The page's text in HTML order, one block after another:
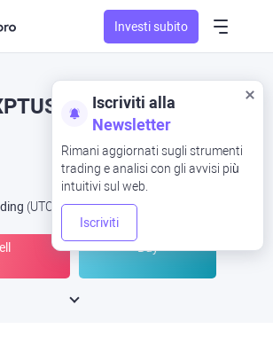
Investi subito
Iscriviti alla
Newsletter
Rimani aggiornati sugli strumenti
trading e analisi con gli avvisi più
intuitivi sul web.
Iscriviti
XPT/USD
(UTC ) -Aperta oraalle
Buy